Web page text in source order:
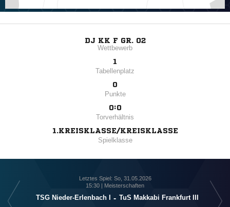
DJ KK F GR. 02
Wettbewerb
1
Tabellenplatz
0
Punkte
0:0
Torverhältnis
1.KREISKLASSE/KREISKLASSE
Spielklasse
Letztes Spiel: So, 31.05.2026
15:30 | Meisterschaften
TSG Nieder-Erlenbach I - TuS Makkabi Frankfurt III